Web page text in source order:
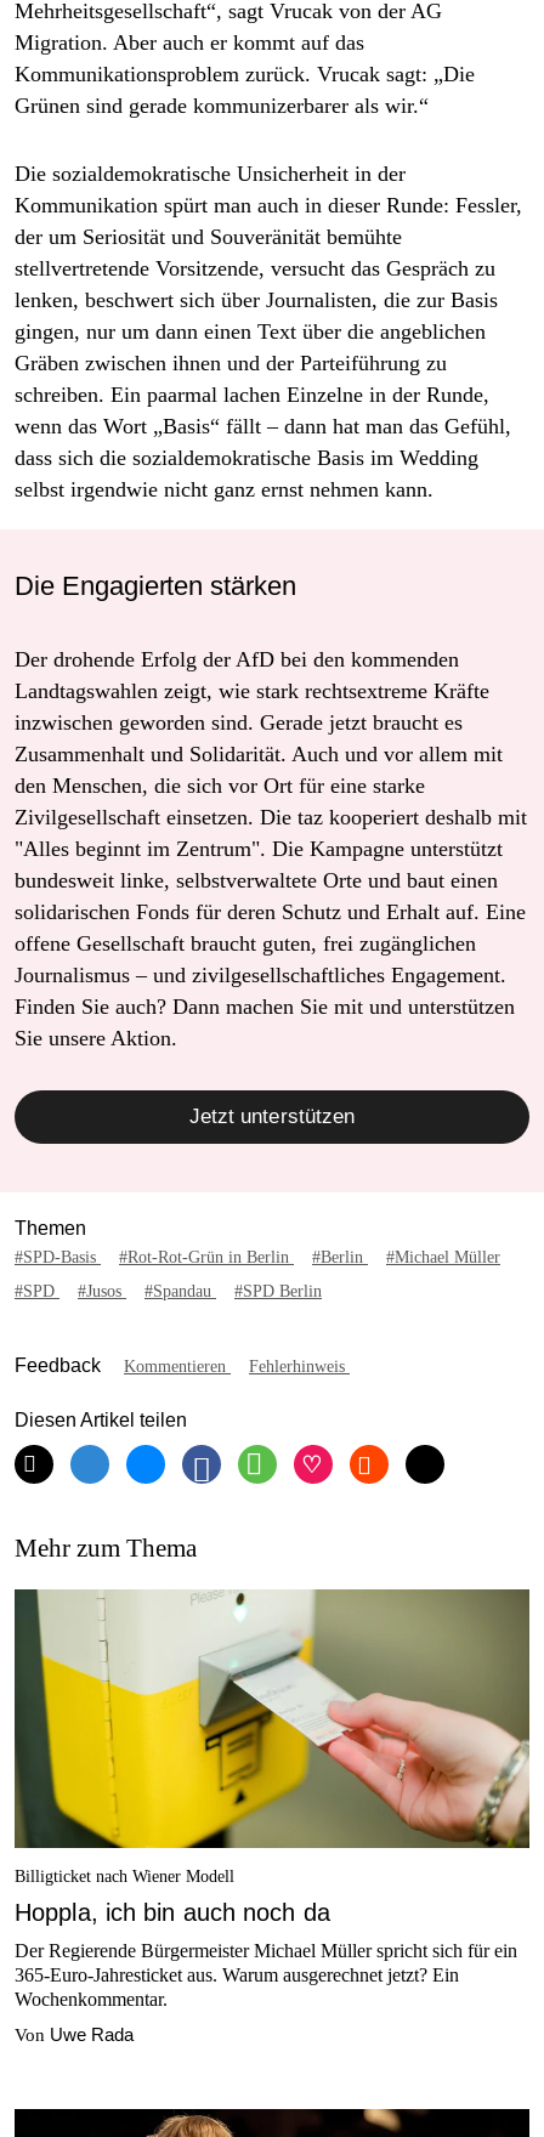
Mehrheitsgesellschaft“, sagt Vrucak von der AG
Migration. Aber auch er kommt auf das
Kommunikationsproblem zurück. Vrucak sagt: „Die
Grünen sind gerade kommunizerbarer als wir.“
Die sozialdemokratische Unsicherheit in der
Kommunikation spürt man auch in dieser Runde: Fessler,
der um Seriosität und Souveränität bemühte
stellvertretende Vorsitzende, versucht das Gespräch zu
lenken, beschwert sich über Journalisten, die zur Basis
gingen, nur um dann einen Text über die angeblichen
Gräben zwischen ihnen und der Parteiführung zu
schreiben. Ein paarmal lachen Einzelne in der Runde,
wenn das Wort „Basis“ fällt – dann hat man das Gefühl,
dass sich die sozialdemokratische Basis im Wedding
selbst irgendwie nicht ganz ernst nehmen kann.
Die Engagierten stärken
Der drohende Erfolg der AfD bei den kommenden
Landtagswahlen zeigt, wie stark rechtsextreme Kräfte
inzwischen geworden sind. Gerade jetzt braucht es
Zusammenhalt und Solidarität. Auch und vor allem mit
den Menschen, die sich vor Ort für eine starke
Zivilgesellschaft einsetzen. Die taz kooperiert deshalb mit
"Alles beginnt im Zentrum". Die Kampagne unterstützt
bundesweit linke, selbstverwaltete Orte und baut einen
solidarischen Fonds für deren Schutz und Erhalt auf. Eine
offene Gesellschaft braucht guten, frei zugänglichen
Journalismus – und zivilgesellschaftliches Engagement.
Finden Sie auch? Dann machen Sie mit und unterstützen
Sie unsere Aktion.
Jetzt unterstützen
Themen
#SPD-Basis #Rot-Rot-Grün in Berlin #Berlin
#Michael Müller
#SPD
#Jusos #Spandau #SPD Berlin
Feedback Kommentieren Fehlerhinweis
Diesen Artikel teilen
Mehr zum Thema
Billigticket nach Wiener Modell
Hoppla, ich bin auch noch da
Der Regierende Bürgermeister Michael Müller spricht sich für ein
365-Euro-Jahresticket aus. Warum ausgerechnet jetzt? Ein
Wochenkommentar.
Von Uwe Rada